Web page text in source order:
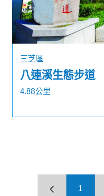
三芝區
八連溪生態步道
4.88公里
1